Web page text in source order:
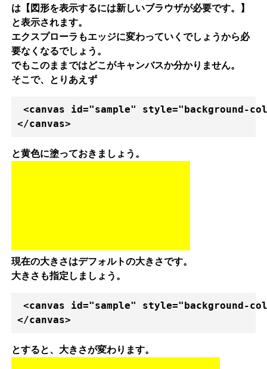
は【図形を表示するには新しいブラウザが必要です。】
と表示されます。
エクスプローラもエッジに変わっていくでしょうから必
要なくなるでしょう。
でもこのままではどこがキャンバスか分かりません。
そこで、とりあえず
<canvas id="sample" style="background-
</canvas>
と黄色に塗っておきましょう。
現在の大きさはデフォルトの大きさです。
大きさも指定しましょう。
<canvas id="sample" style="background-
</canvas>
とすると、大きさが変わります。